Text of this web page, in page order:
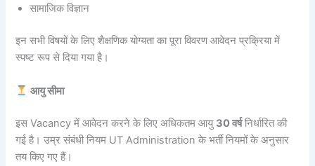
सामाजिक विज्ञान
इन सभी विषयों के लिए शैक्षणिक योग्यता का पूरा विवरण आवेदन प्रक्रिया में
स्पष्ट रूप से दिया गया है।
आयु सीमा
इस Vacancy में आवेदन करने के लिए अधिकतम आयु 30 वर्षनिर्धारित की
गई है। उम्र संबंधी नियम UT Administration के भर्ती नियमों के अनुसार
तय किए गए हैं।